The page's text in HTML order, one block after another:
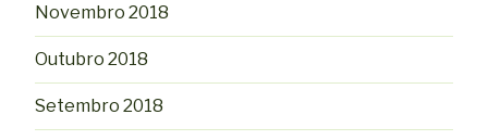
Novembro 2018
Outubro 2018
Setembro 2018